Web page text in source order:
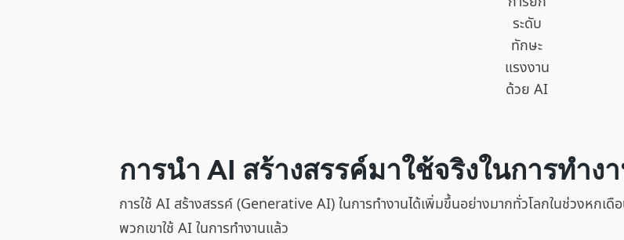
ระดับ
ทักษะ
แรงงาน
ด้วย AI
การนำ AI สร้างสรรค์มาใช้จริงในการทำง
การใช้ AI สร้างสรรค์ (Generative AI) ในการทำงานได้เพิ่มขึ้นอย่างมากทั่วโลกในช่วงหก
พวกเขาใช้ AI ในการทำงานแล้ว